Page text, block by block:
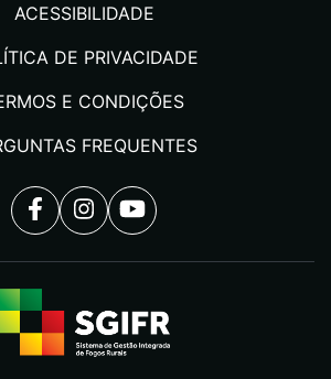
ACESSIBILIDADE
DE PRIVACIDADE
E CONDIÇÕES
FREQUENTES